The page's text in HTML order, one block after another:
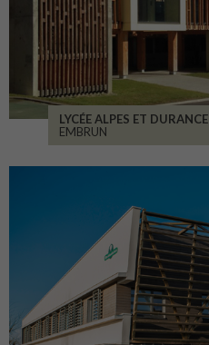
LYCÉE ALPES ET DURANCE
EMBRUN